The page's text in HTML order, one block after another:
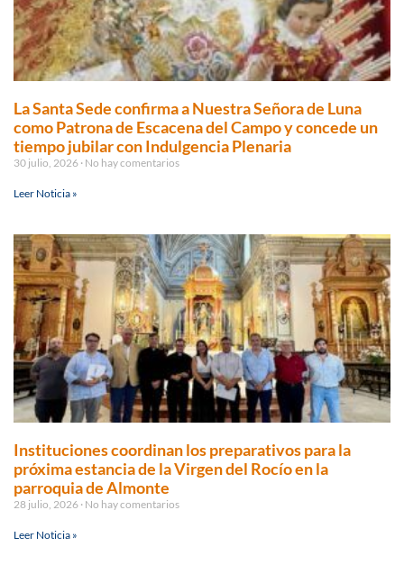
La Santa Sede confirma a Nuestra Señora de Luna
como Patrona de Escacena del Campo y concede un
tiempo jubilar con Indulgencia Plenaria
30 julio, 2026 No hay comentarios
Leer Noticia »
Instituciones coordinan los preparativos para la
próxima estancia de la Virgen del Rocío en la
parroquia de Almonte
28 julio, 2026 No hay comentarios
Leer Noticia »